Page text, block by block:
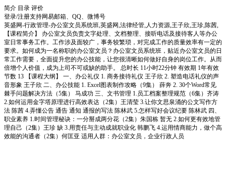
简介 目录 评价
登录/注册支持网易邮箱、QQ、微博号
英盛网-行政管理-办公室文员系统班,英盛网,法律经管,人力资源,王子欣,王珍,陈茜,
【课程简介】 办公室文员负责文字处理、文档整理、接听电话及接待客人等办公
室日常事务工作。工作涉及面较广，事务较繁琐，对完成工作的质量效率有一定的
要求。如何成为一名称职的办公室文员？办公室文员系统班，贴近办公室文员的日
常工作需要，全面提升您的办公技能，让您很清晰如何做好自身的岗位工作。从而
倍增个人价值，成为上司不可或缺的助手。 总时长 11小时22分钟 有效期 1年有效
节数 13 【课程大纲】 一、办公礼仪 1. 商务接待礼仪 王子欣 2. 塑造电话礼仪的声
音形象 王子欣 二、办公技能 1. Excel图表制作攻略（9集） 薛奔 2. 30个Word常见
棘手问题解决方法（5集） 马成功 三、文书管理 1.员工档案整理规范（6集）齐涛
2.如何运用金字塔原理进行高效表达（2集）王清莹 3.让你文思泉涌的公文写作方
法 陈茜 4.弄懂公告 通告 通知 通报的写法 陈林武 5.怎样写好会议纪要 陈林武 四、
职业素养 1.时间管理秘诀：一分掰成两分花（2集）朱国栋 暂无 2.如何更有效地管
理自己（2集）王珍 缺 3.用责任与主动成就职业化 韩鹏飞 4.运用情商能力，做个高
效能的沟通者（2集）何匡亚 适用人群：办公室文员，企业行政人员